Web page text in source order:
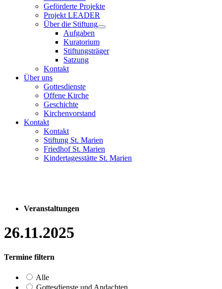
Geförderte Projekte
Projekt LEADER
Über die Stiftung
Aufgaben
Kuratorium
Stiftungsträger
Satzung
Kontakt
Über uns
Gottesdienste
Offene Kirche
Geschichte
Kirchenvorstand
Kontakt
Kontakt
Stiftung St. Marien
Friedhof St. Marien
Kindertagesstätte St. Marien
Veranstaltungen
26.11.2025
Termine filtern
Alle